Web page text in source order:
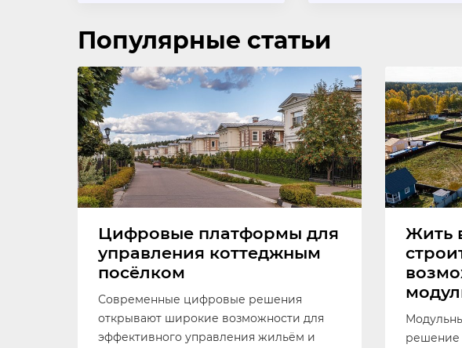
Популярные статьи
Цифровые платформы для
управления коттеджным
посёлком
Современные цифровые решения
открывают широкие возможности для
эффективного управления жильём и
Жить
решение